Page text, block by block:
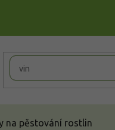
na pěstování rostlin